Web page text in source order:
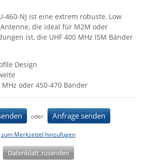
460-NJ ist eine extrem robuste, Low
die ideal für M2M oder
ist, die UHF 400 MHz ISM Bänder
Design
oder 450-470 Bänder
oder Anfrage senden
zum Merkzettel hinzufügen
Datenblatt zusenden